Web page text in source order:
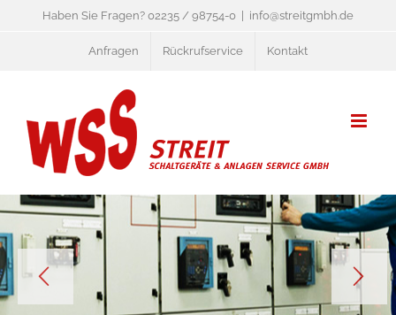
Haben Sie Fragen? 02235 / 98754-0 info@streitgmbh.de
Anfragen Rückrufservice Kontakt